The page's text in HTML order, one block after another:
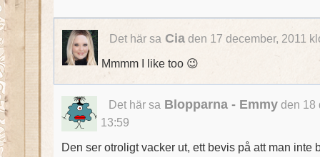
Det här sa Cia den 17 december, 2011
Mmmm I like too 😉
Det här sa Blopparna - Emmyden 18
13:59
Den ser otroligt vacker ut, ett bevis på att man inte